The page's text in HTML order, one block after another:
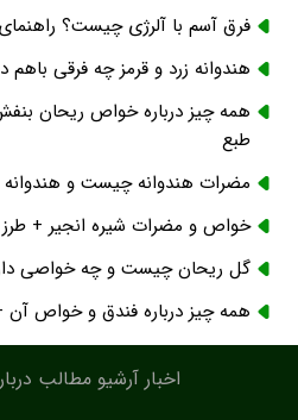
فرق آسم با آلرژی چیست؟
هندوانه زرد و قرمز چه فرقی باهم
همه چیز درباره خواص ریحان
طبع
مضرات هندوانه چیست و هندوانه
خواص و مضرات شیره انجیر + طرز
گل ریحان چیست و چه خواصی
همه چیز درباره فندق و خواص
اخبار آرشیو مطالب